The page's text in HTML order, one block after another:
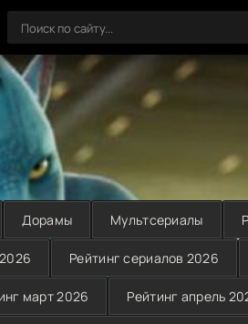
Дорамы Мультсериалы
Рейтинг сериалов 2026
март 2026 Рейтинг апрель